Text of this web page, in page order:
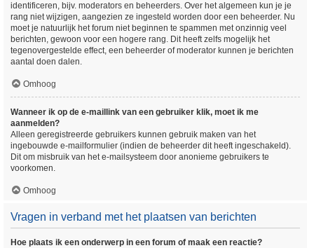
identificeren, bijv. moderators en beheerders. Over het algemeen kun je je
rang niet wijzigen, aangezien ze ingesteld worden door een beheerder. Nu
moet je natuurlijk het forum niet beginnen te spammen met onzinnig veel
berichten, gewoon voor een hogere rang. Dit heeft zelfs mogelijk het
tegenovergestelde effect, een beheerder of moderator kunnen je berichten
aantal doen dalen.
Omhoog
Wanneer ik op de e-maillink van een gebruiker klik, moet ik me
aanmelden?
Alleen geregistreerde gebruikers kunnen gebruik maken van het
ingebouwde e-mailformulier (indien de beheerder dit heeft ingeschakeld).
Dit om misbruik van het e-mailsysteem door anonieme gebruikers te
voorkomen.
Omhoog
Vragen in verband met het plaatsen van berichten
Hoe plaats ik een onderwerp in een forum of maak een reactie?